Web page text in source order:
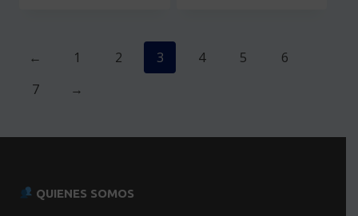
en
página
producto
múltiples
se
← 1 2 3 4 5
6
7
→
QUIENES SOMOS